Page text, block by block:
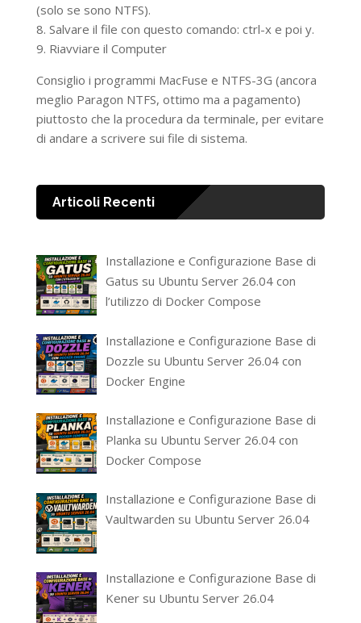
(solo se sono NTFS).
8. Salvare il file con questo comando: ctrl-x e poi y.
9. Riavviare il Computer
Consiglio i programmi MacFuse e NTFS-3G (ancora
meglio Paragon NTFS, ottimo ma a pagamento)
piuttosto che la procedura da terminale, per evitare
di andare a scrivere sui file di sistema.
Articoli Recenti
Installazione e Configurazione Base di
Gatus su Ubuntu Server 26.04 con
l’utilizzo di Docker Compose
Installazione e Configurazione Base di
Dozzle su Ubuntu Server 26.04 con
Docker Engine
Installazione e Configurazione Base di
Planka su Ubuntu Server 26.04 con
Docker Compose
Installazione e Configurazione Base di
Vaultwarden su Ubuntu Server 26.04
Installazione e Configurazione Base di
Kener su Ubuntu Server 26.04